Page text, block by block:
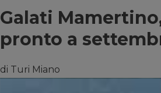
Galati
pronto a
di Turi Miano